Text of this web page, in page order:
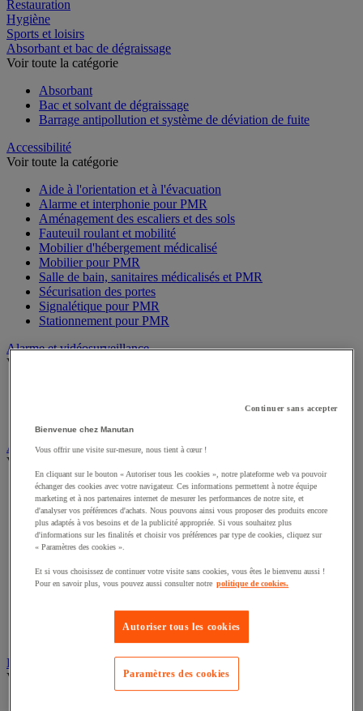
Restauration
Hygiène
Sports et loisirs
Absorbant et bac de dégraissage
Voir toute la catégorie
Absorbant
Bac et solvant de dégraissage
Barrage antipollution et système de déviation de fuite
Accessibilité
Voir toute la catégorie
Aide à l'orientation et à l'évacuation
Alarme et interphonie pour PMR
Aménagement des escaliers et des sols
Fauteuil roulant et mobilité
Mobilier d'hébergement médicalisé
Mobilier pour PMR
Salle de bain, sanitaires médicalisés et PMR
Sécurisation des portes
Signalétique pour PMR
Stationnement pour PMR
Alarme et vidéosurveillance
Voir toute la catégorie
Armoire de sécurité et stockage de produits dangereux
Voir toute la catégorie
Accessoires pour armoire de sécurité et de stockage
Armoire bouteilles de gaz
Armoire de sûreté
Armoire multirisque
Armoire pour batteries lithium-ion
Armoire pour produits inflammables
Armoire pour produits phytosanitaires
Caissons de ventilation et filtres
Récipient de sécurité
Bac de rétention et matériel de rétention
Voir toute la catégorie
Continuer sans accepter
Bienvenue chez Manutan
Vous offrir une visite sur-mesure, nous tient à cœur !
En cliquant sur le bouton « Autoriser tous les cookies », notre plateforme web va pouvoir
échanger des cookies avec votre navigateur. Ces informations permettent à notre équipe
marketing et à nos partenaires internet de mesurer les performances de notre site, et
d'analyser vos préférences d'achats. Nous pouvons ainsi vous proposer des produits encore
plus adaptés à vos besoins et de la publicité appropriée. Si vous souhaitez plus
d'informations sur les finalités et choisir vos préférences par type de cookies, cliquez sur
« Paramètres des cookies ».
Et si vous choisissez de continuer votre visite sans cookies, vous êtes le bienvenu aussi !
Pour en savoir plus, vous pouvez aussi consulter notre politique de cookies.
Autoriser tous les cookies
Paramètres des cookies